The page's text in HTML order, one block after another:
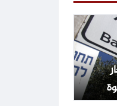
قوة